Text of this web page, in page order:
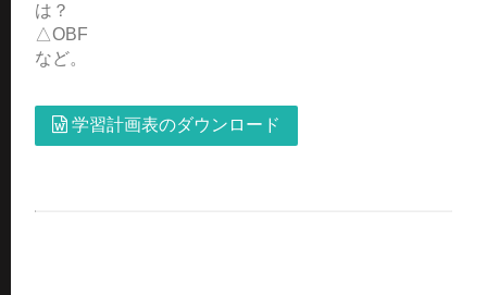
は？
△OBF
など。
学習計画表のダウンロード